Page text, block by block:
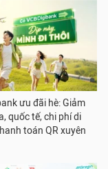
ưu đãi hè: Giảm
quốc tế, chi phí di
toán QR xuyên